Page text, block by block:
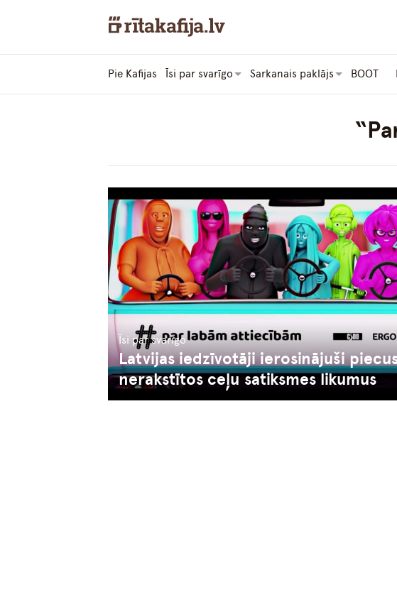
Pie Kafijas Īsi par svarīgo Sarkanais paklājs BOOT
Īsi par svarīgo
Latvijas iedzīvotāji ierosinājuši
nerakstītos ceļu satiksmes likumus